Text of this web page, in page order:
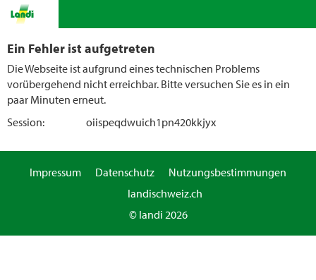
Ein Fehler ist aufgetreten
Die Webseite ist aufgrund eines technischen Problems
vorübergehend nicht erreichbar. Bitte versuchen Sie es in ein
paar Minuten erneut.
Session:
oiispeqdwuich1pn420kkjyx
Impressum Datenschutz
Nutzungsbestimmungen
landischweiz.ch
© landi 2026